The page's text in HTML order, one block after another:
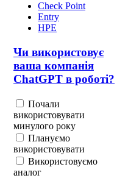
Check Point
Entry
HPE
Чи використовує
ваша компанія
ChatGPT в роботі?
Почали
використовувати
минулого року
Плануємо
використовувати
Використовуємо
аналог